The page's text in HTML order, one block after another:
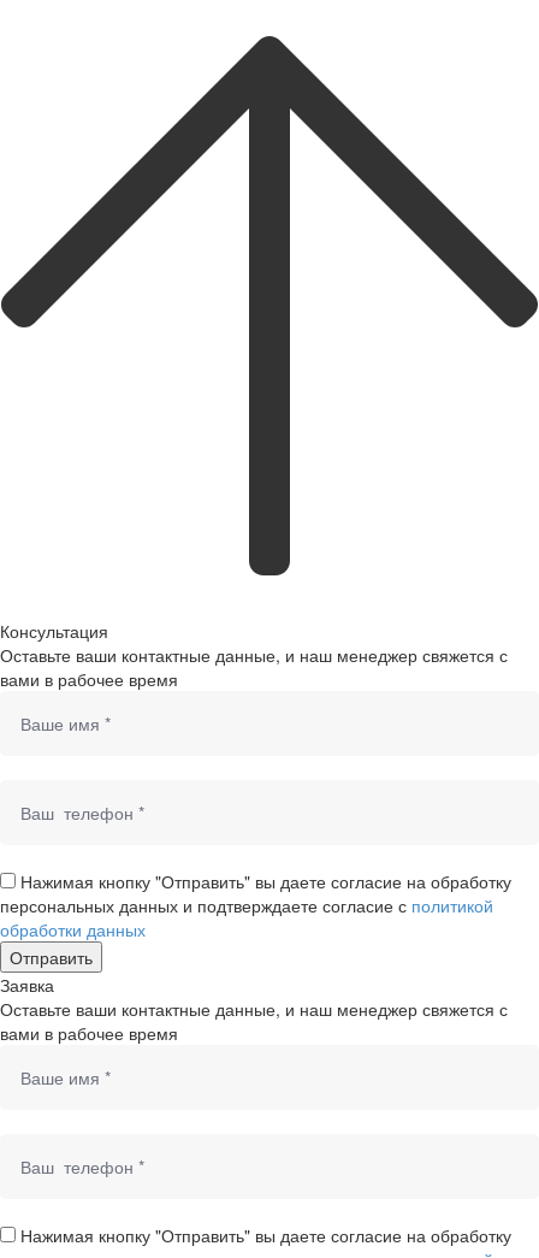
Консультация
Оставьте ваши контактные данные, и наш менеджер свяжется с
вами в рабочее время
Нажимая кнопку "Отправить" вы даете согласие на обработку
персональных данных и подтверждаете согласие с политикой
обработки данных
Заявка
Оставьте ваши контактные данные, и наш менеджер свяжется с
вами в рабочее время
Нажимая кнопку "Отправить" вы даете согласие на обработку